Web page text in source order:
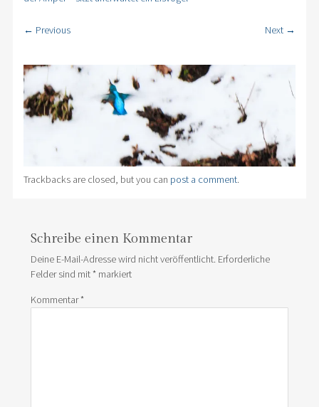
← Previous Next →
Trackbacks are closed, but you can post a comment.
Schreibe einen Kommentar
Deine E-Mail-Adresse wird nicht veröffentlicht. Erforderliche
Felder sind mit*markiert
Kommentar*